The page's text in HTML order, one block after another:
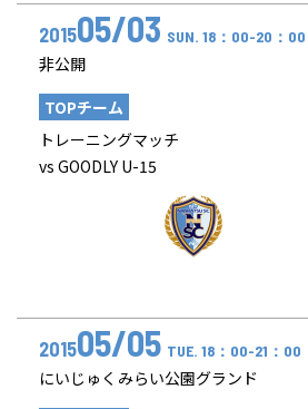
201505/03 SUN. 18：00-20：00
非公開
TOPチーム
トレーニングマッチ
vs GOODLY U-15
201505/05 TUE. 18：00-21：00
にいじゅくみらい公園グランド